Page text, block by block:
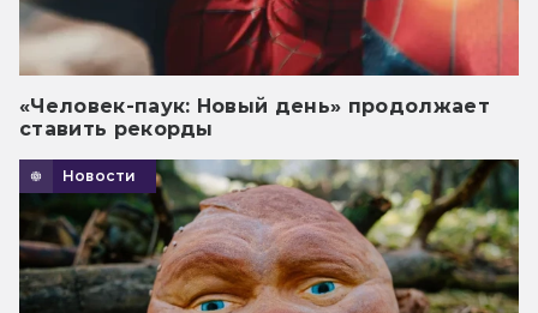
«Человек-паук: Новый день» продолжает
ставить рекорды
Новости